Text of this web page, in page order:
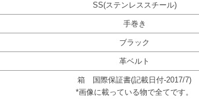
SS(ステンレススチール)
手巻き
ブラック
革ベルト
箱 国際保証書(記載日付-2017/7)
*画像に載っている物で全てです。